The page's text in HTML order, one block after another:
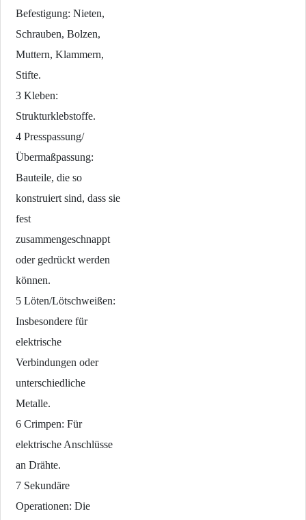
Befestigung: Nieten,
Schrauben, Bolzen,
Muttern, Klammern,
Stifte.
3 Kleben:
Strukturklebstoffe.
4 Presspassung/
Übermaßpassung:
Bauteile, die so
konstruiert sind, dass sie
fest
zusammengeschnappt
oder gedrückt werden
können.
5 Löten/Lötschweißen:
Insbesondere für
elektrische
Verbindungen oder
unterschiedliche
Metalle.
6 Crimpen: Für
elektrische Anschlüsse
an Drähte.
7 Sekundäre
Operationen: Die